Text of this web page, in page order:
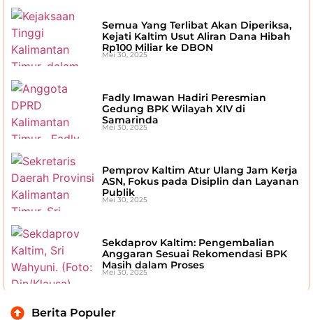
Semua Yang Terlibat Akan Diperiksa,
Kejati Kaltim Usut Aliran Dana Hibah
Rp100 Miliar ke DBON
Mei 30, 2025
Fadly Imawan Hadiri Peresmian
Gedung BPK Wilayah XIV di
Samarinda
Mei 30, 2025
Pemprov Kaltim Atur Ulang Jam Kerja
ASN, Fokus pada Disiplin dan Layanan
Publik
Mei 30, 2025
Sekdaprov Kaltim: Pengembalian
Anggaran Sesuai Rekomendasi BPK
Masih dalam Proses
Mei 30, 2025
Berita Populer